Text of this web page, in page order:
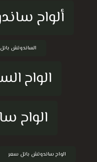
ألواح
الساندوتش
الواح
الواح
الواح ساندوتش بانل سعر